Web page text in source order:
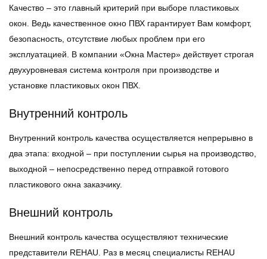
Качество – это главный критерий при выборе пластиковых
окон. Ведь качественное окно ПВХ гарантирует Вам комфорт,
безопасность, отсутствие любых проблем при его
эксплуатацией. В компании «Окна Мастер» действует строгая
двухуровневая система контроля при производстве и
установке пластиковых окон ПВХ.
Внутренний контроль
Внутренний контроль качества осуществляется непрерывно в
два этапа: входной – при поступлении сырья на производство,
выходной – непосредственно перед отправкой готового
пластикового окна заказчику.
Внешний контроль
Внешний контроль качества осуществляют технические
представители REHAU. Раз в месяц специалисты REHAU